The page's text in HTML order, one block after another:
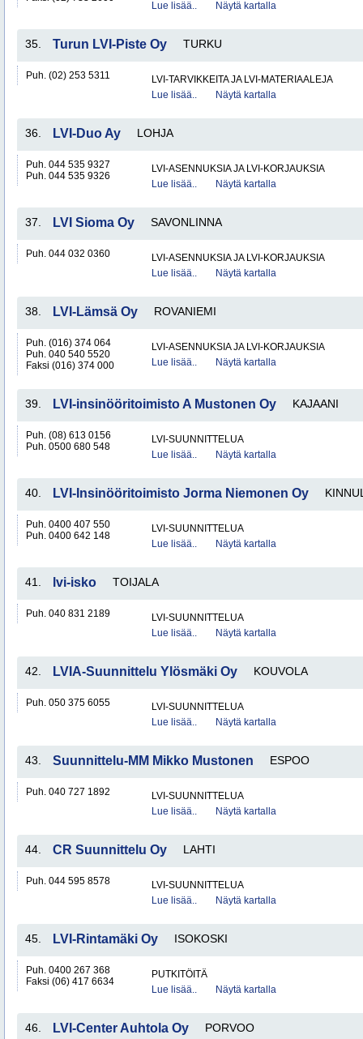
Lue lisää..
Näytä kartalla
35. Turun LVI-Piste Oy TURKU
Puh. (02) 253 5311
LVI-TARVIKKEITA JA LVI-MATERIAALEJA
Lue lisää..
Näytä kartalla
36. LVI-Duo Ay LOHJA
Puh. 044 535 9327
Puh. 044 535 9326
LVI-ASENNUKSIA JA LVI-KORJAUKSIA
Lue lisää..
Näytä kartalla
37. LVI Sioma Oy SAVONLINNA
Puh. 044 032 0360
LVI-ASENNUKSIA JA LVI-KORJAUKSIA
Lue lisää..
Näytä kartalla
38. LVI-Lämsä Oy ROVANIEMI
Puh. (016) 374 064
Puh. 040 540 5520
Faksi (016) 374 000
LVI-ASENNUKSIA JA LVI-KORJAUKSIA
Lue lisää..
Näytä kartalla
39. LVI-insinööritoimisto A Mustonen Oy KAJAANI
Puh. (08) 613 0156
Puh. 0500 680 548
LVI-SUUNNITTELUA
Lue lisää..
Näytä kartalla
40. LVI-Insinööritoimisto Jorma Niemonen Oy
Puh. 0400 407 550
Puh. 0400 642 148
LVI-SUUNNITTELUA
Lue lisää..
Näytä kartalla
41. lvi-isko TOIJALA
Puh. 040 831 2189
LVI-SUUNNITTELUA
Lue lisää..
Näytä kartalla
42. LVIA-Suunnittelu Ylösmäki Oy KOUVOLA
Puh. 050 375 6055
LVI-SUUNNITTELUA
Lue lisää..
Näytä kartalla
43. Suunnittelu-MM Mikko Mustonen ESPOO
Puh. 040 727 1892
LVI-SUUNNITTELUA
Lue lisää..
Näytä kartalla
44. CR Suunnittelu Oy LAHTI
Puh. 044 595 8578
LVI-SUUNNITTELUA
Lue lisää..
Näytä kartalla
45. LVI-Rintamäki Oy ISOKOSKI
Puh. 0400 267 368
Faksi (06) 417 6634
PUTKITÖITÄ
Lue lisää..
Näytä kartalla
46. LVI-Center Auhtola Oy PORVOO